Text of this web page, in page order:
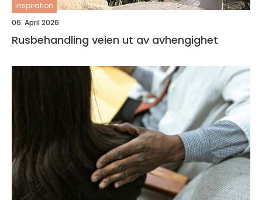
inspiration
06. April 2026
Rusbehandling veien ut av avhengighet